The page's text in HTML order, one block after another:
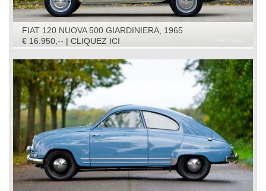
FIAT 120 NUOVA 500 GIARDINIERA, 1965
€ 16.950,-- | CLIQUEZ ICI